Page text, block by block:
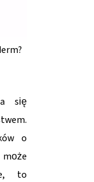
się
o
to